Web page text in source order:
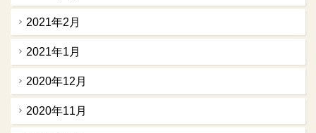
2021年2月
2021年1月
2020年12月
2020年11月